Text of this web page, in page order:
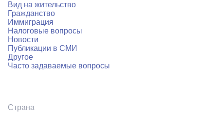
Вид на жительство
Гражданство
Иммиграция
Налоговые вопросы
Новости
Публикации в СМИ
Другое
Часто задаваемые вопросы
Страна